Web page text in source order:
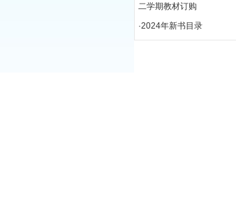
二学期教材订购
·2024年新书目录